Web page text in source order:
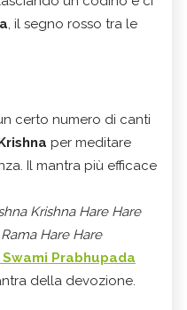
, il segno rosso tra le
certo numero di canti
per meditare
Il mantra più efficace
Krishna Hare Hare
Hare Hare
Prabhupada
della devozione.